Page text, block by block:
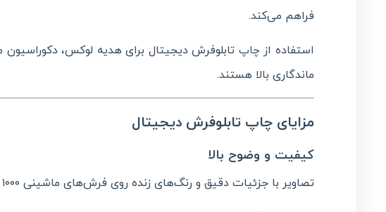
فراهم می‌کند.
استفاده از چاپ تابلوفرش دیجیتال برای هدیه لوکس،
ماندگاری بالا هستند.
مزایای چاپ تابلوفرش دیجیتال
کیفیت و وضوح بالا
تصاویر با جزئیات دقیق و رنگ‌های زنده روی فرش‌های ماشینی ۱۰۰۰ شانه چاپ می‌شوند، به گونه‌ای که هیچ تفاوتی با تصویر اصلی احساس نمی‌شود.